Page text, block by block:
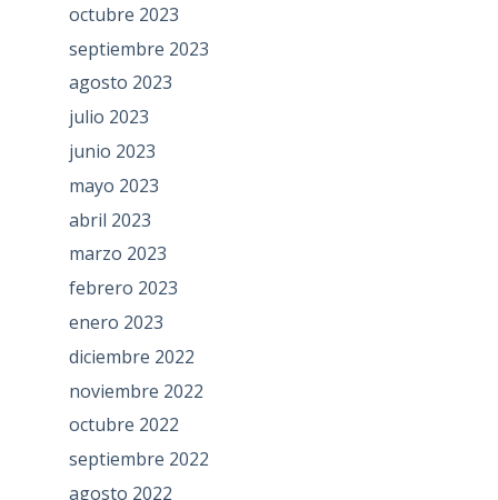
octubre 2023
septiembre 2023
agosto 2023
julio 2023
junio 2023
mayo 2023
abril 2023
marzo 2023
febrero 2023
enero 2023
diciembre 2022
noviembre 2022
octubre 2022
septiembre 2022
agosto 2022